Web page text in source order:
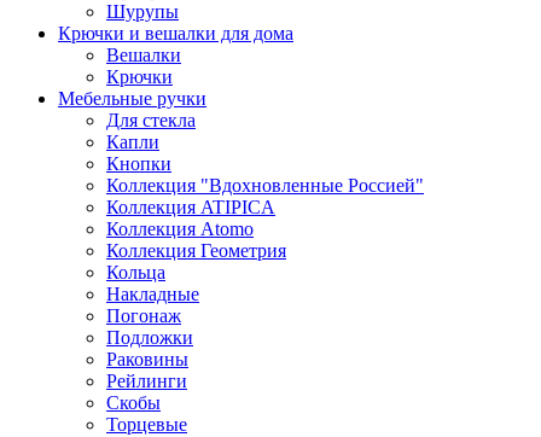
Шурупы
Крючки и вешалки для дома
Вешалки
Крючки
Мебельные ручки
Для стекла
Капли
Кнопки
Коллекция "Вдохновленные Россией"
Коллекция ATIPICA
Коллекция Atomo
Коллекция Геометрия
Кольца
Накладные
Погонаж
Подложки
Раковины
Рейлинги
Скобы
Торцевые